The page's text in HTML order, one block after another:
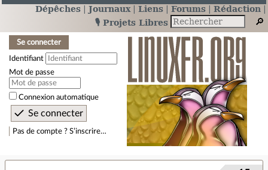
Dépêches Journaux Liens Forums
Rédaction
🎙️ Projets Libres
Se connecter
Identifiant
Mot de passe
Connexion automatique
Pas de compte ? S’inscrire…